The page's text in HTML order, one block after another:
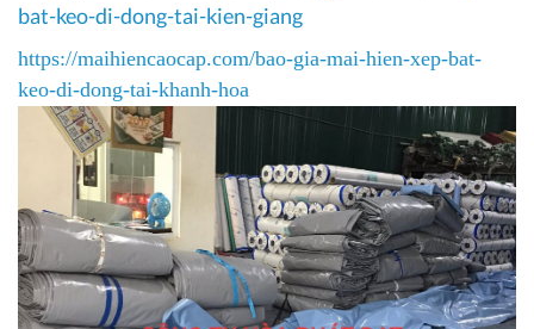
bat-keo-di-dong-tai-kien-giang​
https://maihiencaocap.com/bao-gia-mai-hien-xep-bat-
keo-di-dong-tai-khanh-hoa​